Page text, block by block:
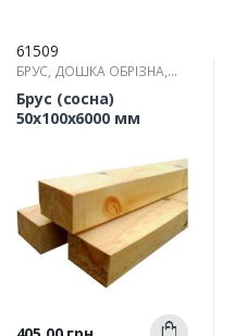
61509
БРУС, ДОШКА ОБРІЗНА,
РЕЙКА
Брус (сосна)
50х100х6000 мм
Ціна